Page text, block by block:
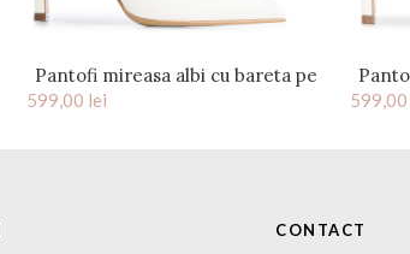
Pantofi mireasa albi cu bareta pe
599,00 lei 599,00
CONTACT